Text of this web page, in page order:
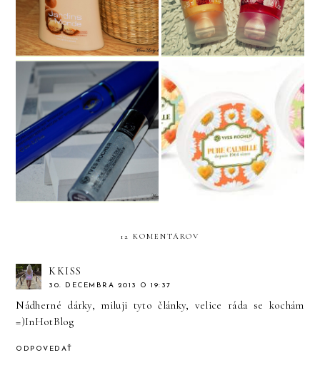
Waterproof pohľad s YR
Vintage krémik Pure
Calmille
12 KOMENTÁROV
KKISS
30. DECEMBRA 2013 O 19:37
Nádherné dárky, miluji tyto články, velice ráda se kochám
=)InHotBlog
ODPOVEDAŤ